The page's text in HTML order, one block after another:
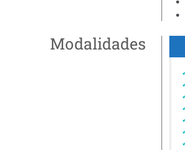
Modalidades